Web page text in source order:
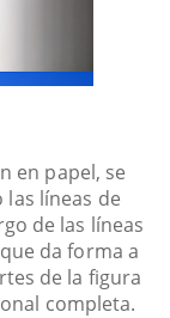
en papel, se
líneas de
de las líneas
da forma a
de la figura
completa.